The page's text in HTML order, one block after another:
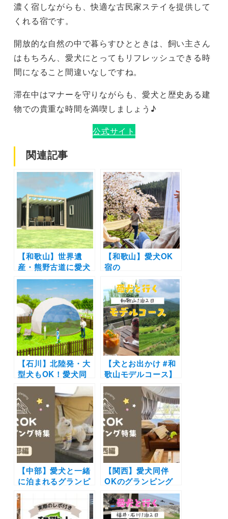
濃く宿しながらも、快適な古民家ステイを提供して
くれる宿です。
開放的な自然の中で暮らすひとときは、飼い主さん
はもちろん、愛犬にとってもリフレッシュできる時
間になること間違いなしですね。
滞在中はマナーを守りながらも、愛犬と歴史ある建
物での貴重な時間を満喫しましょう♪
公式サイト
関連記事
【和歌山】世界遺
産・熊野古道に愛犬
と楽しめるプライベ
ートガーデン付きの
ヴィラ型コンテナホ
テル
「SEN.RETREAT
CHIKATSUYU」 4
月28日開業！
【和歌山】愛犬OK
宿の
「SEN.RETREAT
CHIKATSUYU」で
お花見プラン登場！
桜の木があるプライ
ベートガーデン付き
客室で特別な時間を
♪
【石川】北陸発・大
型犬もOK！愛犬同
伴専用の「和」のグ
ランピング施設
「GLAMHIDE
WITH DOG
KOMATSU」2022
年7月25日からソフ
トオープン
【犬とお出かけ #和
歌山モデルコース】
世界遺産・熊野古道
へ愛犬とおでかけ＆
2022年オープンの話
題の宿にステイ！
Cafe de ricca～
SEN.RETREAT～高
原霧の里～Kiranah
【中部】愛犬と一緒
に泊まれるグランピ
ング18選！富士山や
雲海の絶景や極上の
バーベキューで愛犬
【関西】愛犬同伴
OKのグランピング
施設14選！プライベ
ートドッグラン付き
やオーシャンビュー